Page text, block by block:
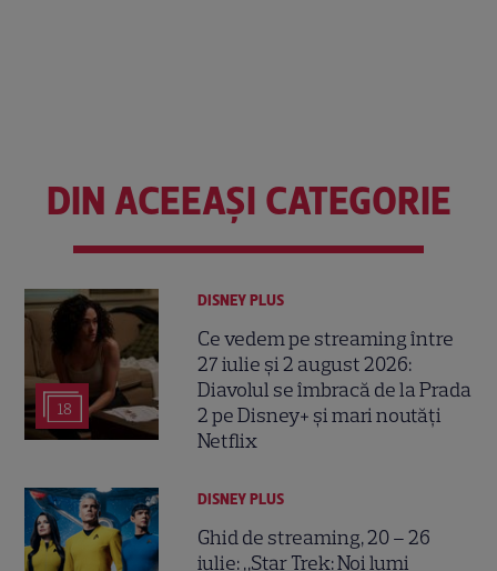
DIN ACEEAȘI CATEGORIE
18
DISNEY PLUS
Ce vedem pe streaming între
27 iulie și 2 august 2026:
Diavolul se îmbracă de la Prada
2 pe Disney+ și mari noutăți
Netflix
DISNEY PLUS
Ghid de streaming, 20 – 26
iulie: „Star Trek: Noi lumi